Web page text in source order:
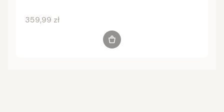
Cena
359,99 zł
Do koszyka